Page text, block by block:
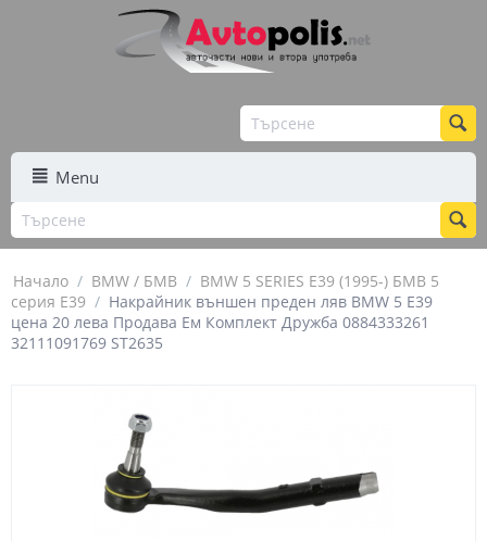
Menu
Начало / BMW / БМВ / BMW 5 SERIES E39 (1995-) БМВ 5
серия Е39 / Накрайник външен преден ляв BMW 5 E39
цена 20 лева Продава Ем Комплект Дружба 0884333261
32111091769 ST2635